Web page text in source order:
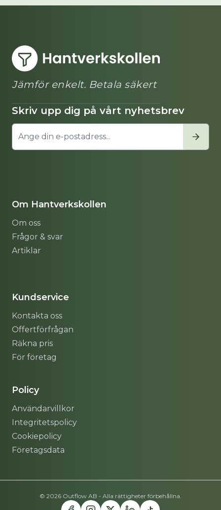
Jämför enkelt. Betala säkert
Skriv upp dig på vårt nyhetsbrev
Om Hantverkskollen
Om oss
Frågor & svar
Artiklar
Kundservice
Kontakta oss
Offertförfrågan
Räkna pris
För företag
Policy
Användarvillkor
Integritetspolicy
Cookiepolicy
Företagsdata
© 2026 Outflow AB - Alla rättigheter förbehållna.